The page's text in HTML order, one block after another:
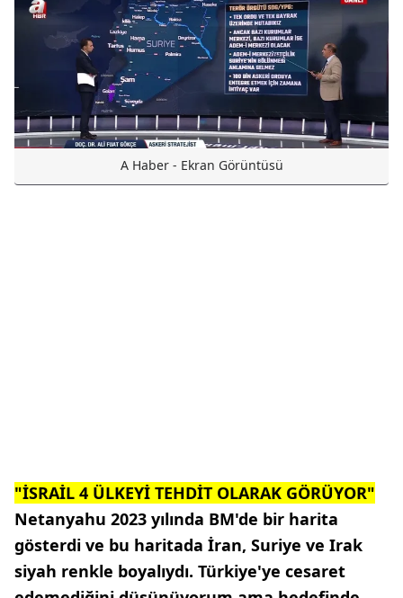
A Haber - Ekran Görüntüsü
"İSRAİL 4 ÜLKEYİ TEHDİT OLARAK GÖRÜYOR"
Netanyahu 2023 yılında BM'de bir harita
gösterdi ve bu haritada İran, Suriye ve Irak
siyah renkle boyalıydı. Türkiye'ye cesaret